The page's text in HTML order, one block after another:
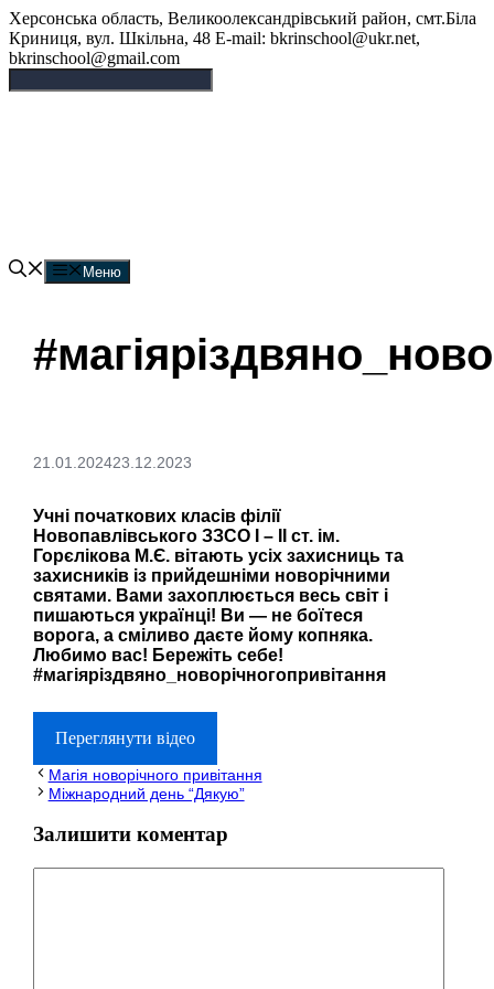
Перейти
до
вмісту
Херсонська область, Великоолександрівський район, смт.Біла
Криниця, вул. Шкільна, 48 E-mail: bkrinschool@ukr.net,
bkrinschool@gmail.com
Меню
21.01.202423.12.2023
Учні початкових класів філії
Новопавлівського ЗЗСО І – ІІ ст. ім.
Горєлікова М.Є. вітають усіх захисниць та
захисників із прийдешніми новорічними
святами. Вами захоплюється весь світ і
пишаються українці! Ви — не боїтеся
ворога, а сміливо даєте йому копняка.
Любимо вас! Бережіть себе!
#магіяріздвяно_новорічногопривітання
Переглянути відео
Магія новорічного привітання
Міжнародний день “Дякую”
Залишити коментар